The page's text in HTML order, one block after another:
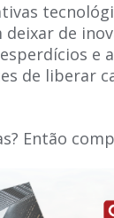
de
e
de liberar
Então